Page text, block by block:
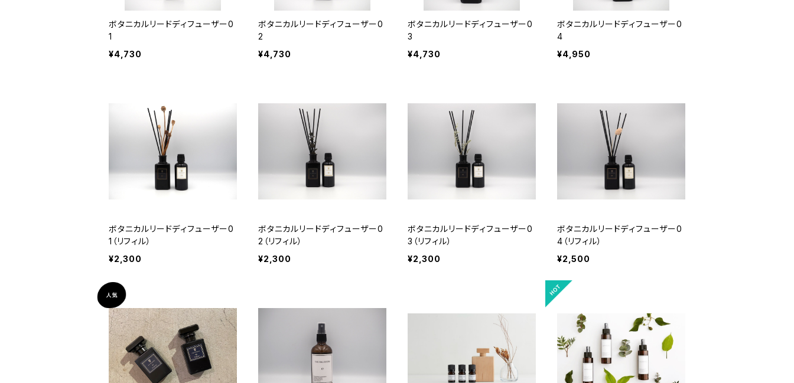
ボタニカルリードディフューザー0
1
¥4,730
ボタニカルリードディフューザー0
2
¥4,730
ボタニカルリードディフューザー0
3
¥4,730
ボタニカルリードディフューザー0
4
¥4,950
ボタニカルリードディフューザー0
1（リフィル）
¥2,300
ボタニカルリードディフューザー0
2（リフィル）
¥2,300
ボタニカルリードディフューザー0
3（リフィル）
¥2,300
ボタニカルリードディフューザー0
4（リフィル）
¥2,500